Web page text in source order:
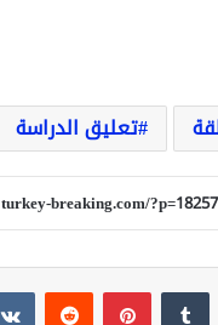
تعليق الدراسة
بينتيريست